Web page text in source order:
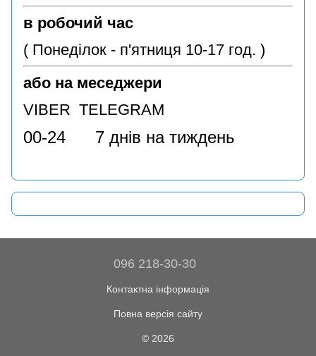
в робочий час
( Понеділок - п'ятниця 10-17 год. )
або на меседжери
VIBER TELEGRAM
00-24 7 днів на тиждень
096 218-30-30
Контактна інформація
Повна версія сайту
© 2026